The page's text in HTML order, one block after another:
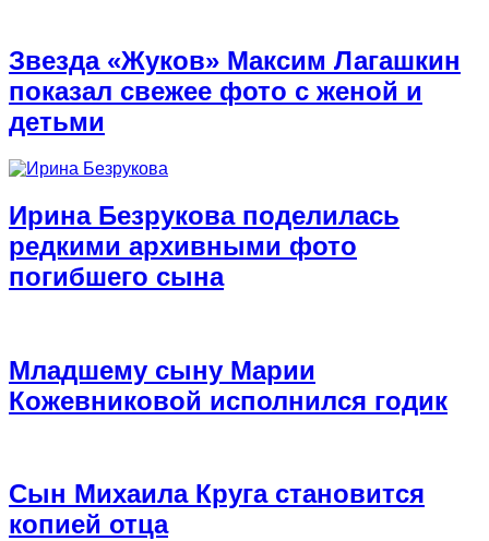
Звезда «Жуков» Максим Лагашкин
показал свежее фото с женой и
детьми
Ирина Безрукова поделилась
редкими архивными фото
погибшего сына
Младшему сыну Марии
Кожевниковой исполнился годик
Сын Михаила Круга становится
копией отца